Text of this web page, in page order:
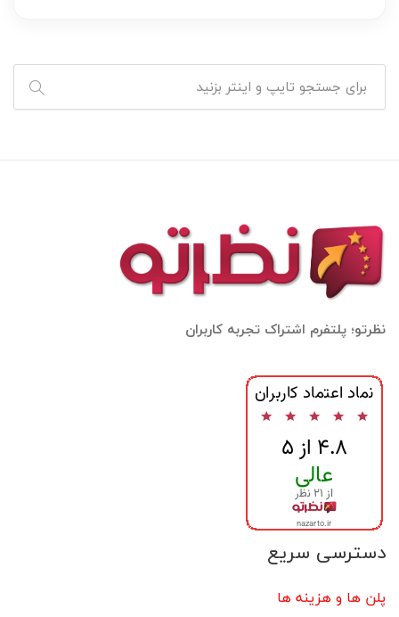
آن
است
نظرتو؛ پلتفرم اشتراک تجربه کاربران
دسترسی سریع
پلن ها و هزینه ها